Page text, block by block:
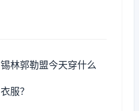
锡林郭勒盟今天穿什么
衣服？